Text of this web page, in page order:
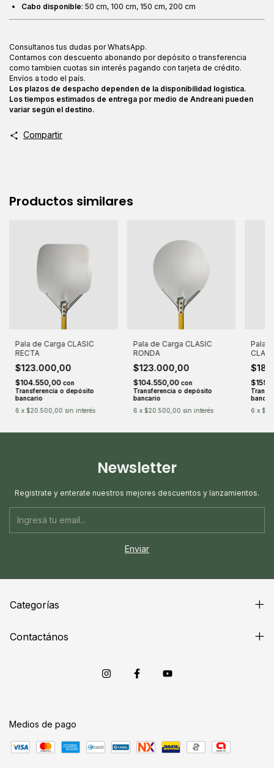
Cabo disponible: 50 cm, 100 cm, 150 cm, 200 cm
Consultanos tus dudas por WhatsApp.
Contamos con descuento abonando por depósito o transferencia
como tambien cuotas sin interés pagando con tarjeta de crédito.
Envíos a todo el país.
Los plazos de despacho dependen de la disponibilidad logística.
Los tiempos estimados de entrega por medio de Andreani pueden
variar según el destino.
Compartir
Productos similares
Pala de Carga CLASIC
RECTA
$123.000,00
$104.550,00 con
Transferencia o depósito
bancario
6 x $20.500,00 sin interés
Pala de Carga CLASIC
RONDA
$123.000,00
$104.550,00 con
Transferencia o depósito
bancario
6 x $20.500,00 sin interés
Pala
6 x
Newsletter
Registrate y enterate nuestros mejores descuentos y lanzamientos.
Categorías
Contactános
Medios de pago